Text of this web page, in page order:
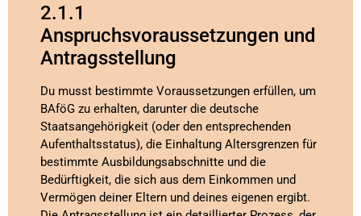
2.1.1
Anspruchsvoraussetzungen und
Antragsstellung
Du musst bestimmte Voraussetzungen erfüllen, um
BAföG zu erhalten, darunter die deutsche
Staatsangehörigkeit (oder den entsprechenden
Aufenthaltsstatus), die Einhaltung Altersgrenzen für
bestimmte Ausbildungsabschnitte und die
Bedürftigkeit, die sich aus dem Einkommen und
Vermögen deiner Eltern und deines eigenen ergibt.